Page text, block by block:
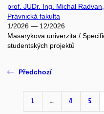
prof. JUDr. Ing. Michal Radvan,
Právnická fakulta
1/2026 — 12/2026
Masarykova univerzita /
studentských projektů
Předchozí
1 … 4 5